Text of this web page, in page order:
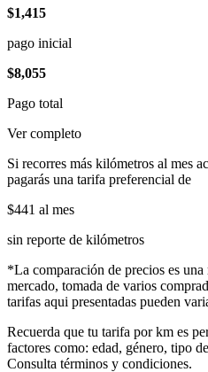
$1,415
pago inicial
$8,055
Pago total
Ver completo
Si recorres más kilómetros al mes
pagarás una tarifa preferencial de
$441 al mes
sin reporte de kilómetros
*La comparación de precios es una
mercado, tomada de varios
tarifas aqui presentadas pueden
Recuerda que tu tarifa por km es
factores como: edad, género, tipo
Consulta términos y condiciones.